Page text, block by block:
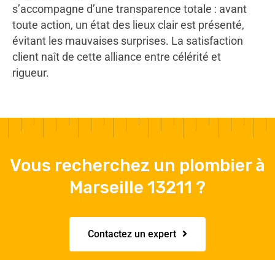
s’accompagne d’une transparence totale : avant
toute action, un état des lieux clair est présenté,
évitant les mauvaises surprises. La satisfaction
client naît de cette alliance entre célérité et
rigueur.
Vous recherchez un plombier à
Marseille 13211 ?
Contactez un expert